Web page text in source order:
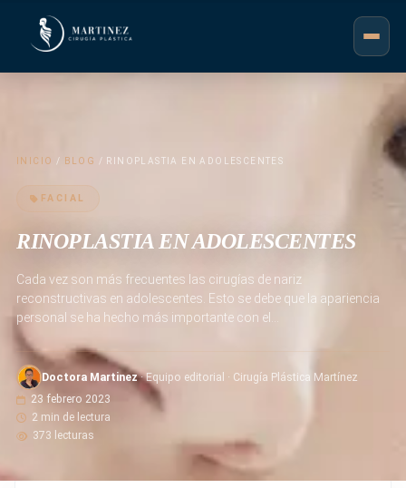
INICIO / BLOG / RINOPLASTIA EN ADOLESCENTES
FACIAL
RINOPLASTIA EN ADOLESCENTES
Cada vez son más frecuentes las cirugías de nariz
reconstructivas en adolescentes. Esto se debe que la apariencia
personal se ha hecho más importante con el…
Doctora Martinez· Equipo editorial · Cirugía Plástica Martínez
23 febrero 2023
2 min de lectura
373 lecturas